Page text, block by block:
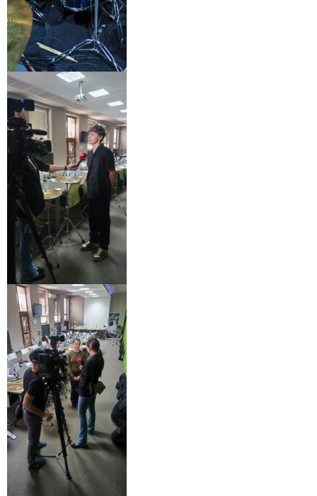
- - OBJEDNÁVKY 2023
- - OBJEDNÁVKY 2022
- - OBJEDNÁVKY 2021
- - OBJEDNÁVKY 2020
- Faktúry
- - FAKTÚRY 2026
- - FAKTÚRY 2025
- - FAKTÚRY 2024
- - FAKTÚRY 2023
- - FAKTÚRY 2022
- - FAKTÚRY 2021
- - FAKTÚRY 2020
GDPR
- INFORMÁCIE / spracúvanie osobných údajov
- Mlčanlivosť
- Návrh na začatie konania o ochrane os.údajov
- Súhlas so spracovaním osobných údajov